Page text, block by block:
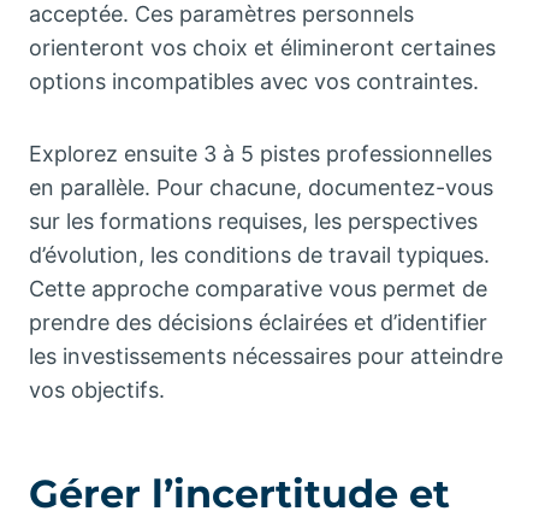
acceptée. Ces paramètres personnels
orienteront vos choix et élimineront certaines
options incompatibles avec vos contraintes.
Explorez ensuite 3 à 5 pistes professionnelles
en parallèle. Pour chacune, documentez-vous
sur les formations requises, les perspectives
d’évolution, les conditions de travail typiques.
Cette approche comparative vous permet de
prendre des décisions éclairées et d’identifier
les investissements nécessaires pour atteindre
vos objectifs.
Gérer l’incertitude et